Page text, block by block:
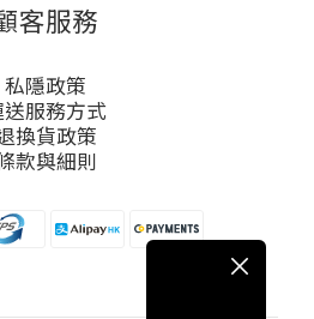
客服務
私隱政策
送服務方式
換貨政策
款與細則